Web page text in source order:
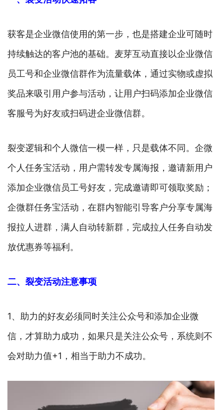
获客是企业微信使用的第一步，也是搭建企业可随时
持续触达的客户池的基础。麦芽互动直接以企业微信
员工号和企业微信群作为流量载体，通过实物或虚拟
奖品来吸引用户参与活动，让用户扫码添加企业微信
客服号为好友或扫码进企业微信群。
裂变逻辑和个人微信一模一样，只是载体不同。企微
个人任务宝活动，用户需转发专属海报，邀请新用户
添加企业微信员工号好友，完成邀请即可领取奖励；
企微群任务宝活动，在群内智能引导客户分享专属海
报拉人进群，满人自动转新群，完成拉人任务自动发
放优惠券等福利。
二、裂变活动注意事项
1、助力的好友必须同时关注公众号和添加企业微
信，才算助力成功，如果只是关注公众号，系统则不
会对助力值+1，相当于助力不成功。